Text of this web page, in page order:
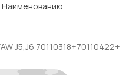
Наименованию
J5,J6